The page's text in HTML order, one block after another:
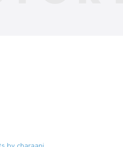
by charaani